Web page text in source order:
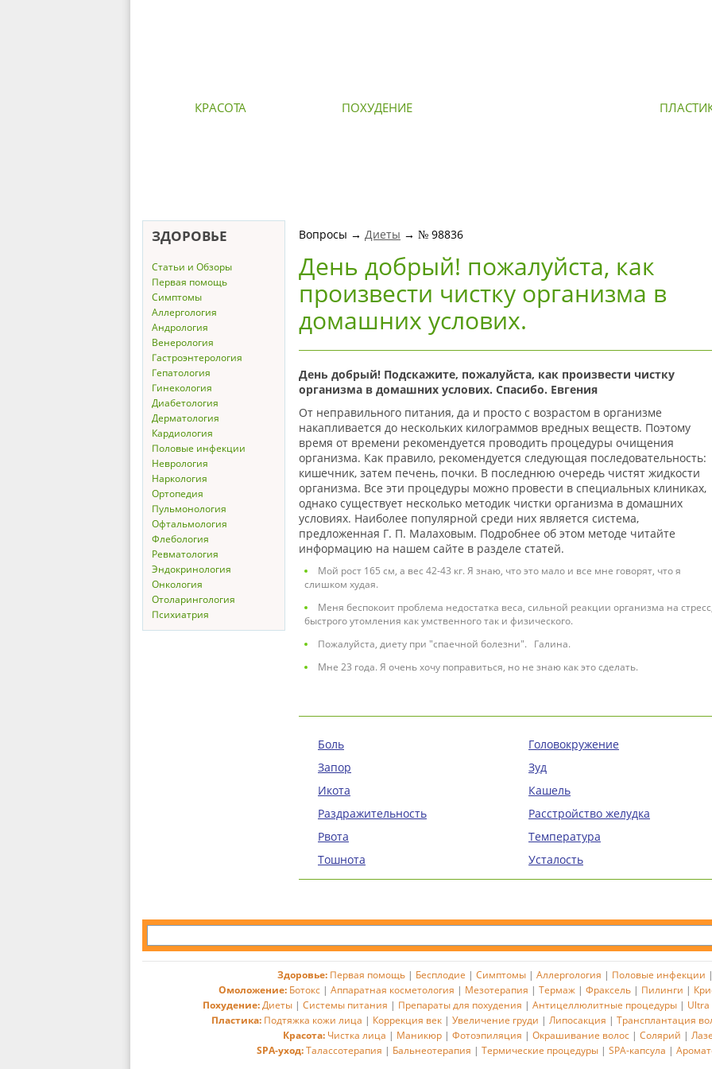
КРАСОТА ПОХУДЕНИЕ
ЗДОРОВЬЕ
Статьи и Обзоры
Первая помощь
Симптомы
Аллергология
Андрология
Венерология
Гастроэнтерология
Гепатология
Гинекология
Диабетология
Дерматология
Кардиология
Половые инфекции
Неврология
Наркология
Ортопедия
Пульмонология
Офтальмология
Флебология
Ревматология
Эндокринология
Онкология
Отоларингология
Психиатрия
Вопросы → Диеты → № 98836
День добрый! пожалуйста, как
произвести чистку организма в
домашних услових.
День добрый! Подскажите, пожалуйста, как произвести чистку
организма в домашних услових. Спасибо. Евгения
От неправильного питания, да и просто с возрастом в организме
накапливается до нескольких килограммов вредных веществ. Поэтому
время от времени рекомендуется проводить процедуры очищения
организма. Как правило, рекомендуется следующая последовательность:
кишечник, затем печень, почки. В последнюю очередь чистят жидкости
организма. Все эти процедуры можно провести в специальных клиниках,
однако существует несколько методик чистки организма в домашних
условиях. Наиболее популярной среди них является система,
предложенная Г. П. Малаховым. Подробнее об этом методе читайте
информацию на нашем сайте в разделе статей.
Мой рост 165 см, а вес 42-43 кг. Я знаю, что это мало и все мне говорят, что я
слишком худая.
Меня беспокоит проблема недостатка веса, сильной реакции организма на
быстрого утомления как умственного так и физического.
Пожалуйста, диету при "спаечной болезни". Галина.
Мне 23 года. Я очень хочу поправиться, но не знаю как это сделать.
Боль
Головокружение
Запор
Зуд
Икота
Кашель
Раздражительность
Расстройство желудка
Рвота
Температура
Тошнота
Усталость
Здоровье: Первая помощь| Бесплодие | Симптомы| Аллергология | Половые инфекции
Омоложение: Ботокс | Аппаратная косметология | Мезотерапия | Термаж | Фраксель | Пилинги |
Похудение: Диеты| Системы питания | Препараты для похудения | Антицеллюлитные процедуры| Ultra
Пластика: Подтяжка кожи лица | Коррекция век| Увеличение груди | Липосакция | Трансплантация
Красота: Чистка лица | Маникюр | Фотоэпиляция | Окрашивание волос | Солярий |
SPA-уход:Талассотерапия | Бальнеотерапия | Термические процедуры | SPA-капсула |